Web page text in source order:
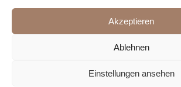
Akzeptieren
Ablehnen
Einstellungen ansehen
Datenschutz|Impressum